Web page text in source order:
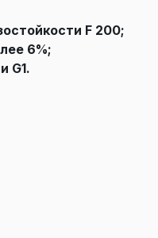
F 200;
6%;
G1.